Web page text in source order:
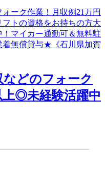
どのフォーク
上◎未経験活躍中